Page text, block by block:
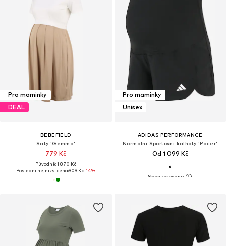
Pro maminky
DEAL
BEBEFIELD
Šaty 'Gemma'
779 Kč
Původně: 1 870 Kč
Poslední nejnižší cena:909 Kč-14%
Pro maminky
Unisex
ADIDAS PERFORMANCE
Normální Sportovní kalhoty 'Pacer'
Od 1 099 Kč